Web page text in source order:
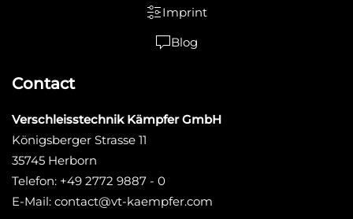
Imprint
Blog
Contact
Verschleisstechnik Kämpfer GmbH
Königsberger Strasse 11
35745 Herborn
Telefon: +49 2772 9887 - 0
E-Mail: contact@vt-kaempfer.com